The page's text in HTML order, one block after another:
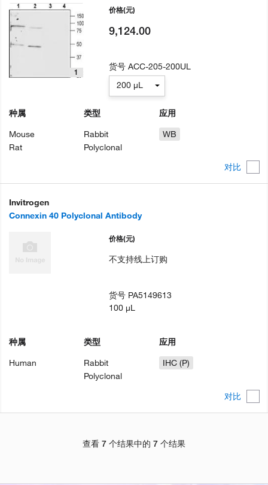
对比
1
种属
Mouse
Rat
类型
Rabbit
Polyclonal
应用
WB
价格(元)
9,124.00
货号ACC-205-200UL
200 µL
Invitrogen
Connexin 40 Polyclonal Antibody
对比
种属
Human
类型
Rabbit
Polyclonal
应用
IHC (P)
价格(元)
不支持线上订购
货号 PA5149613
100 µL
查看 7 个结果中的 7 个结果